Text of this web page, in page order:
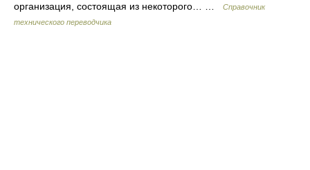
организация, состоящая из некоторого… …
Справочник
технического переводчика